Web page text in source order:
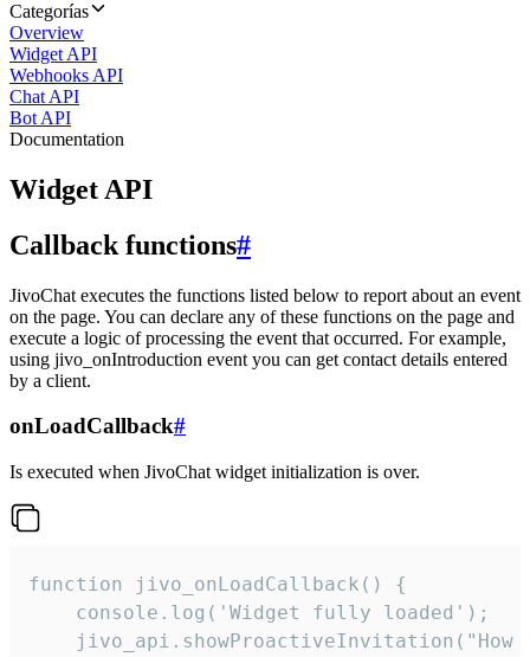
Categorías
Overview
Widget API
Webhooks API
Chat API
Bot API
Documentation
Widget API
Callback functions#
JivoChat executes the functions listed below to report about an event
on the page. You can declare any of these functions on the page and
execute a logic of processing the event that occurred. For example,
using jivo_onIntroduction event you can get contact details entered
by a client.
onLoadCallback#
Is executed when JivoChat widget initialization is over.
function jivo_onLoadCallback() {
    console.log('Widget fully loaded');
jivo_api.showProactiveInvitation("How